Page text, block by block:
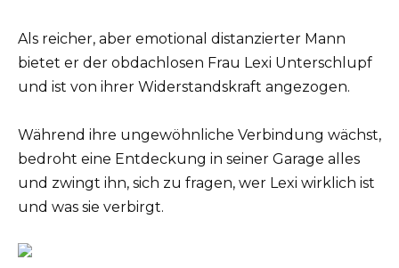
Als reicher, aber emotional distanzierter Mann
bietet er der obdachlosen Frau Lexi Unterschlupf
und ist von ihrer Widerstandskraft angezogen.
Während ihre ungewöhnliche Verbindung wächst,
bedroht eine Entdeckung in seiner Garage alles
und zwingt ihn, sich zu fragen, wer Lexi wirklich ist
und was sie verbirgt.